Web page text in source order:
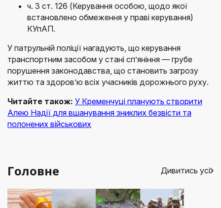
ч. 3 ст. 126 (Керування особою, щодо якої
встановлено обмеження у праві керування)
КУпАП.
У патрульній поліції нагадують, що керування
транспортним засобом у стані сп’яніння — грубе
порушення законодавства, що становить загрозу
життю та здоров’ю всіх учасників дорожнього руху.
Читайте також: У Кременчуці планують створити
Алею Надії для вшанування зниклих безвісти та
полонених військових
Головне Дивитись усі